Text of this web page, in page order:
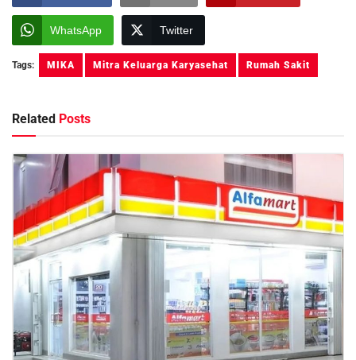
WhatsApp Twitter
Tags: MIKA Mitra Keluarga Karyasehat Rumah Sakit
Related Posts